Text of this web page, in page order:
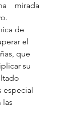
mirada
de
el
que
su
especial
las